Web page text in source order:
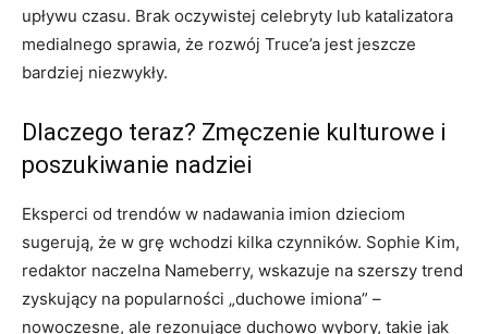
upływu czasu. Brak oczywistej celebryty lub katalizatora
medialnego sprawia, że ​​rozwój Truce’a jest jeszcze
bardziej niezwykły.
Dlaczego teraz? Zmęczenie kulturowe i
poszukiwanie nadziei
Eksperci od trendów w nadawania imion dzieciom
sugerują, że w grę wchodzi kilka czynników. Sophie Kim,
redaktor naczelna Nameberry, wskazuje na szerszy trend
zyskujący na popularności „duchowe imiona” –
nowoczesne, ale rezonujące duchowo wybory, takie jak